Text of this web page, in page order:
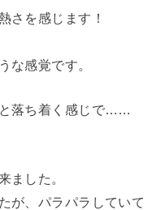
さを感じます！
な感覚です。
落ち着く感じで……
ました。
が、パラパラしていて